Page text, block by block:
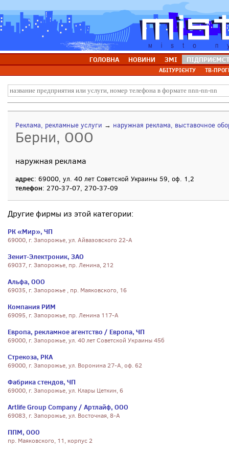
ГОЛОВНА НОВИНИ ЗМІ
АБІТУРІЄНТУ ТВ-
Реклама, рекламные услуги → наружная реклама, выставочное
Берни, ООО
наружная реклама
адрес: 69000, ул. 40 лет Советской Украины 59, оф. 1,2
телефон: 270-37-07, 270-37-09
Другие фирмы из этой категории:
РК «Мир», ЧП
69000, г. Запорожье, ул. Айвазовского 22-А
Зенит-Электроник, ЗАО
69037, г. Запорожье, пр. Ленина, 212
Альфа, ООО
69035, г. Запорожье , пр. Маяковского, 16
Компания РИМ
69095, г. Запорожье, пр. Ленина 117-А
Европа, рекламное агентство / Европа, ЧП
69000, г. Запорожье, ул. 40 лет Советской Украины 45б
Стрекоза, РКА
69000, г. Запорожье, ул. Воронина 27-А, оф. 62
Фабрика стендов, ЧП
69000, г. Запорожье, ул. Клары Цеткин, 6
Artlife Group Company / Артлайф, ООО
69083, г. Запорожье, ул. Восточная, 8-А
ППМ, ООО
пр. Маяковского, 11, корпус 2